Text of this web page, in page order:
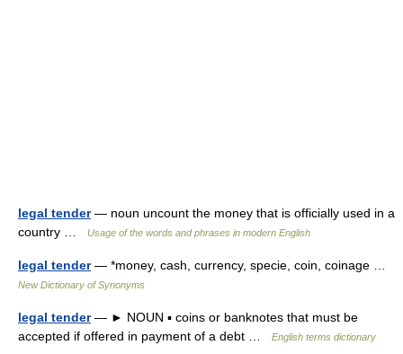
legal tender— noun uncount the money that is officially used in a
country …
Usage of the words and phrases in modern English
legal tender— *money, cash, currency, specie, coin, coinage …
New Dictionary of Synonyms
legal tender— ► NOUN ▪ coins or banknotes that must be
accepted if offered in payment of a debt …
English terms dictionary